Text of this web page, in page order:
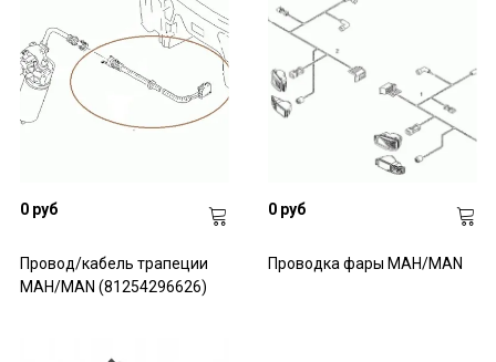
0 руб
Провод/кабель трапеции
МАН/MAN (81254296626)
0 руб
Проводка фары МАН/MAN